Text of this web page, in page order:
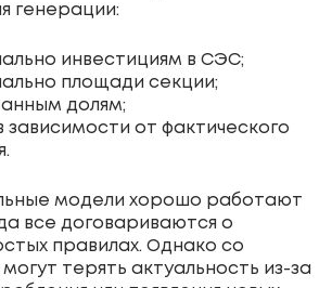
генерации:
инвестициям в СЭС;
площади секции;
долям;
зависимости от фактического
модели хорошо работают
все договариваются о
правилах. Однако со
терять актуальность из-за